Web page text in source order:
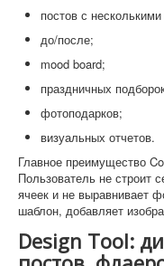
постов с
до/после;
mood board;
праздничных
фотоподарков;
визуальных отчетов.
Главное преимущество
Пользователь не строит
ячеек и не выравнивает
шаблон, добавляет
Design Tool: